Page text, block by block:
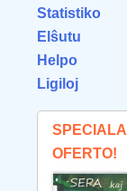
Statistiko
Elŝutu
Helpo
Ligiloj
SPECIALA
OFERTO!